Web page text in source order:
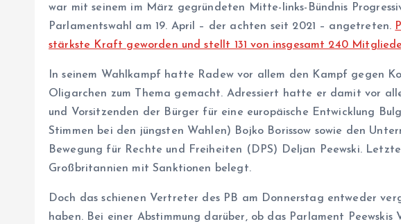
war mit seinem im März gegründeten Mitte-links-Bündnis
Parlamentswahl am 19. April – der achten seit 2021 – angetreten.
stärkste Kraft geworden und stellt 131 von insgesamt 240
In seinem Wahlkampf hatte Radew vor allem den Kampf gegen
Oligarchen zum Thema gemacht. Adressiert hatte er damit vor
und Vorsitzenden der Bürger für eine europäische Entwicklung
Stimmen bei den jüngsten Wahlen) Bojko Borissow sowie den
Bewegung für Rechte und Freiheiten (DPS) Deljan Peewski.
Großbritannien mit Sanktionen belegt.
Doch das schienen Vertreter des PB am Donnerstag entweder
haben. Bei einer Abstimmung darüber, ob das Parlament Peewskis